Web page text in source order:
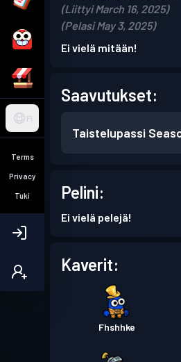
FI
Terms
Privacy
Tuki
(Liittyi March 16, 2025)
(Pelasi May 3, 2025)
Ei vielä mitään!
Saavutukset:
Taistelupassi
Pelini:
Ei vielä pelejä!
Kaverit:
Fhshhke